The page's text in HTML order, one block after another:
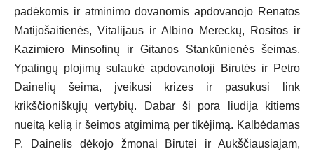
padėkomis ir atminimo dovanomis apdovanojo Renatos
Matijošaitienės, Vitalijaus ir Albino Mereckų, Rositos ir
Kazimiero Minsofinų ir Gitanos Stankūnienės šeimas.
Ypatingų plojimų sulaukė apdovanotoji Birutės ir Petro
Dainelių šeima, įveikusi krizes ir pasukusi link
krikščioniškųjų vertybių. Dabar ši pora liudija kitiems
nueitą kelią ir šeimos atgimimą per tikėjimą. Kalbėdamas
P. Dainelis dėkojo žmonai Birutei ir Aukščiausiajam,